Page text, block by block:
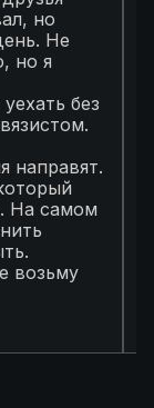
но
Не
но я
без
направят.
На самом
возьму